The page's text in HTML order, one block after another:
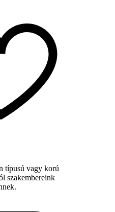
típusú vagy korú
szakembereink